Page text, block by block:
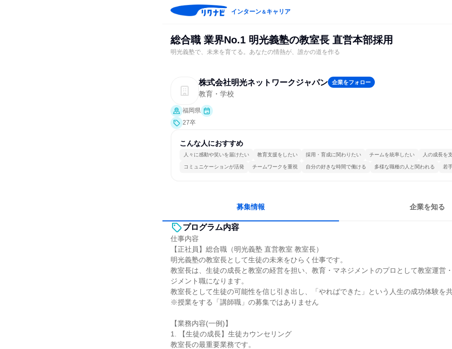
インターン＆キャリア
総合職 業界No.1 明光義塾の教室長 直営本部採用
明光義塾で、未来を育てる。あなたの情熱が、誰かの道を作る
株式会社明光ネットワークジャパン 企業をフォロー
教育・学校
福岡県
27卒
こんな人におすすめ
人々に感動や笑いを届けたい 教育支援をしたい 採用・育成に関わりたい チームを統率したい 人の成長を
コミュニケーションが活発 チームワークを重視 自分の好きな時間で働ける 多様な職種の人と関われる 若
募集情報 企業を知る
プログラム内容
仕事内容
【正社員】総合職（明光義塾 直営教室 教室長）
明光義塾の教室長として生徒の未来をひらく仕事です。
教室長は、生徒の成長と教室の経営を担い、教育・マネジメントのプロとして教室運営
ジメント職になります。
教室長として生徒の可能性を信じ引き出し、「やればできた」という人生の成功体験を共
※授業をする「講師職」の募集ではありません
【業務内容(一例)】
1. 【生徒の成長】生徒カウンセリング
教室長の最重要業務です。